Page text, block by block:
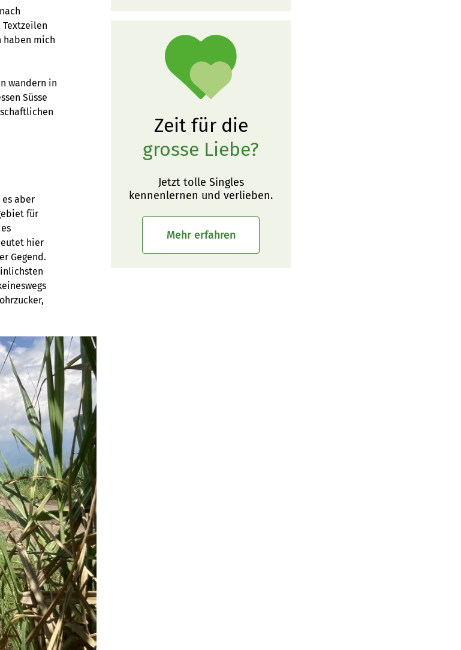
Textzeilen
haben mich
wandern in
Süsse
es aber
für
hier
Gegend.
Zeit für die
grosse Liebe?
Jetzt tolle Singles
kennenlernen und verlieben.
Mehr erfahren